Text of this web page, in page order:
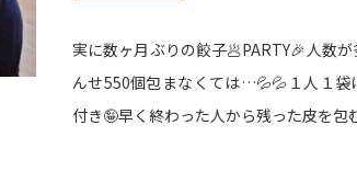
実に数ヶ月ぶりの餃子🥟PARTY🎉人数
んせ550個包まなくては…💦💦１人１袋
付き🤪早く終わった人から残った皮を